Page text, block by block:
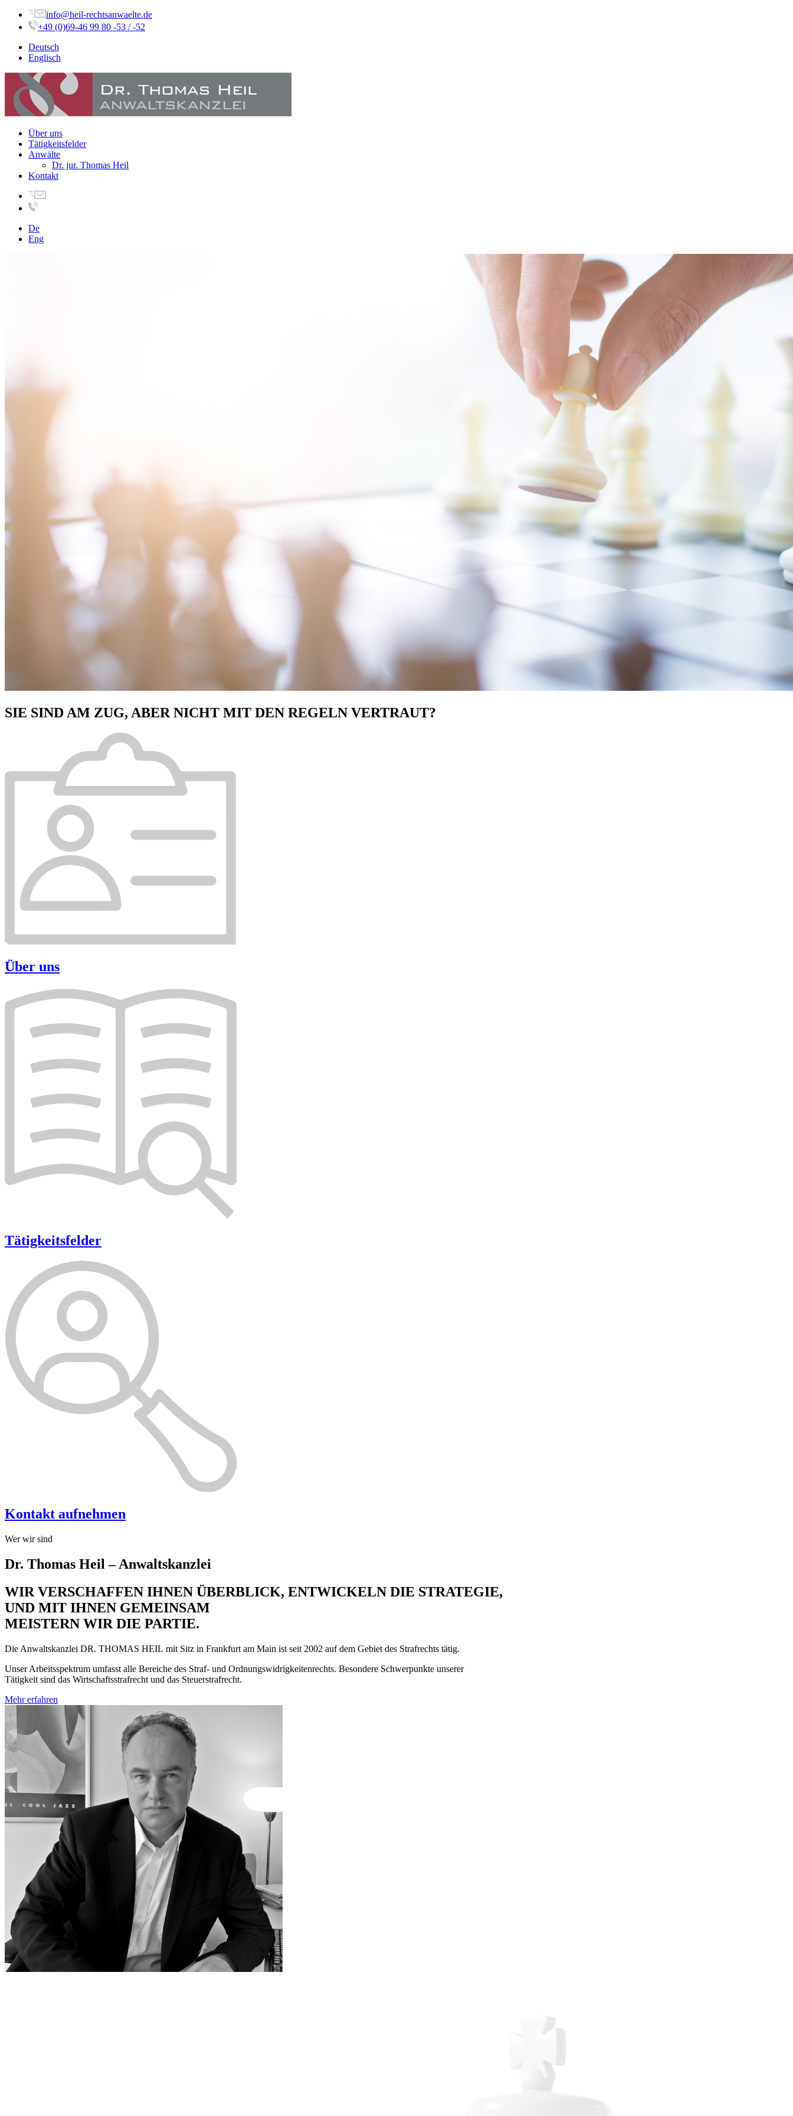
info@heil-rechtsanwaelte.de
+49 (0)69-46 99 80 -53 / -52
Deutsch
Englisch
Über uns
Tätigkeitsfelder
Anwälte
Dr. jur. Thomas Heil
Kontakt
De
Eng
SIE SIND AM ZUG, ABER NICHT MIT DEN REGELN VERTRAUT?
Über uns
Tätigkeitsfelder
Kontakt aufnehmen
Wer wir sind
Dr. Thomas Heil – Anwaltskanzlei
WIR VERSCHAFFEN IHNEN ÜBERBLICK, ENTWICKELN DIE STRATEGIE,
UND MIT IHNEN GEMEINSAM
MEISTERN WIR DIE PARTIE.
Die Anwaltskanzlei DR. THOMAS HEIL mit Sitz in Frankfurt am Main ist seit 2002 auf dem Gebiet des Strafrechts tätig.
Unser Arbeitsspektrum umfasst alle Bereiche des Straf- und Ordnungswidrigkeitenrechts. Besondere Schwerpunkte unserer
Tätigkeit sind das Wirtschaftsstrafrecht und das Steuerstrafrecht.
Mehr erfahren